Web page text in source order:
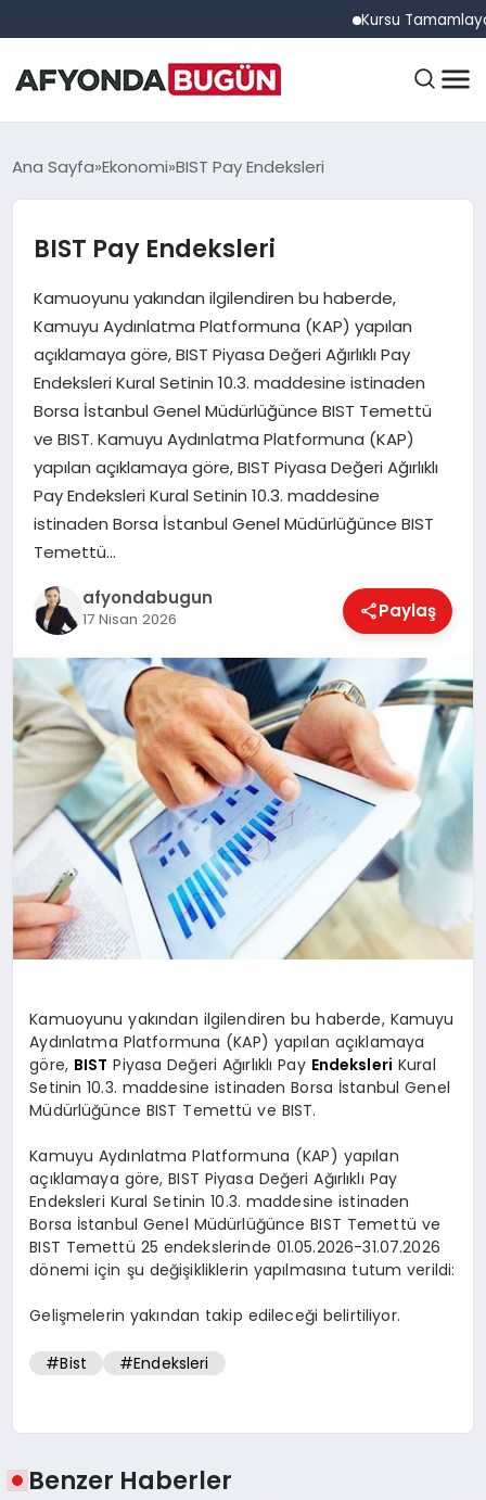
Kursu Tamamlayan
ANASAYFA
GÜNDEM
EĞITIM
DÜNYA
EKONOMI
SIYASET
SPOR
YAŞAM
Ana Sayfa Ekonomi BIST Pay Endeksleri
BIST Pay Endeksleri
Kamuoyunu yakından ilgilendiren bu haberde,
Kamuyu Aydınlatma Platformuna (KAP) yapılan
açıklamaya göre, BIST Piyasa Değeri Ağırlıklı Pay
Endeksleri Kural Setinin 10.3. maddesine istinaden
Borsa İstanbul Genel Müdürlüğünce BIST Temettü
ve BIST. Kamuyu Aydınlatma Platformuna (KAP)
yapılan açıklamaya göre, BIST Piyasa Değeri Ağırlıklı
Pay Endeksleri Kural Setinin 10.3. maddesine
istinaden Borsa İstanbul Genel Müdürlüğünce BIST
Temettü…
afyondabugun
17 Nisan 2026 Paylaş
Kamuoyunu yakından ilgilendiren bu haberde, Kamuyu
Aydınlatma Platformuna (KAP) yapılan açıklamaya
göre, BIST Piyasa Değeri Ağırlıklı Pay Endeksleri Kural
Setinin 10.3. maddesine istinaden Borsa İstanbul Genel
Müdürlüğünce BIST Temettü ve BIST.
Kamuyu Aydınlatma Platformuna (KAP) yapılan
açıklamaya göre, BIST Piyasa Değeri Ağırlıklı Pay
Endeksleri Kural Setinin 10.3. maddesine istinaden
Borsa İstanbul Genel Müdürlüğünce BIST Temettü ve
BIST Temettü 25 endekslerinde 01.05.2026-31.07.2026
dönemi için şu değişikliklerin yapılmasına tutum verildi:
Gelişmelerin yakından takip edileceği belirtiliyor.
#Bist #Endeksleri
Benzer Haberler